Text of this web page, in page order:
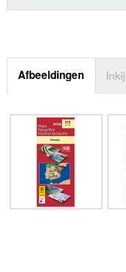
Afbeeldingen